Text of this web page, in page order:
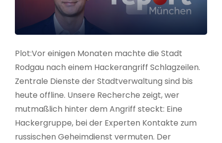
Plot:Vor einigen Monaten machte die Stadt
Rodgau nach einem Hackerangriff Schlagzeilen.
Zentrale Dienste der Stadtverwaltung sind bis
heute offline. Unsere Recherche zeigt, wer
mutmaßlich hinter dem Angriff steckt: Eine
Hackergruppe, bei der Experten Kontakte zum
russischen Geheimdienst vermuten. Der